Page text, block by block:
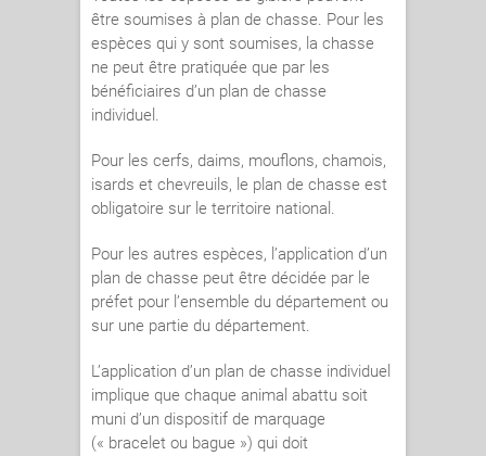
être soumises à plan de chasse. Pour les
espèces qui y sont soumises, la chasse
ne peut être pratiquée que par les
bénéficiaires d’un plan de chasse
individuel.
Pour les cerfs, daims, mouflons, chamois,
isards et chevreuils, le plan de chasse est
obligatoire sur le territoire national.
Pour les autres espèces, l’application d’un
plan de chasse peut être décidée par le
préfet pour l’ensemble du département ou
sur une partie du département.
L’application d’un plan de chasse individuel
implique que chaque animal abattu soit
muni d’un dispositif de marquage
(« bracelet ou bague ») qui doit